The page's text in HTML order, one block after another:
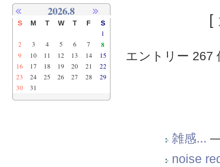
[
エントリー 267
雑感...
noise
2026.8
S M T W T F S
1
2
3 4 5 6 7 8
9 10 11 12 13 14
15
16
17 18 19 20 21
22
23
24 25 26 27 28
29
30
31